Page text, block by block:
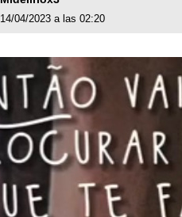
14/04/2023 a las 02:20